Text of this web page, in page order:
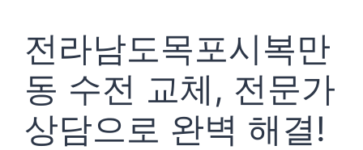
전라남도목포시복만
동 수전 교체, 전문가
상담으로 완벽 해결!